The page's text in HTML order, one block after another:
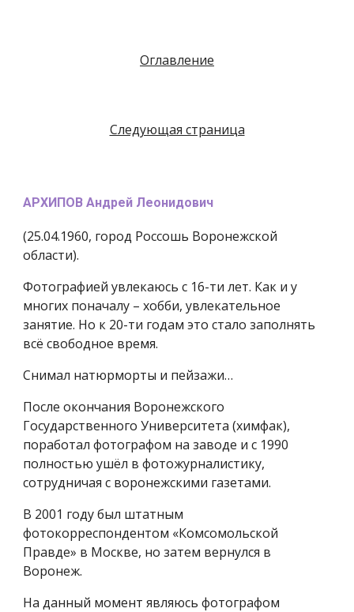
Оглавление
Следующая страница
АРХИПОВ Андрей Леонидович
(25.04.1960, город Россошь Воронежской
области).
Фотографией увлекаюсь с 16-ти лет. Как и у
многих поначалу – хобби, увлекательное
занятие. Но к 20-ти годам это стало заполнять
всё свободное время.
Снимал натюрморты и пейзажи…
После окончания Воронежского
Государственного Университета (химфак),
поработал фотографом на заводе и с 1990
полностью ушёл в фотожурналистику,
сотрудничая с воронежскими газетами.
В 2001 году был штатным
фотокорреспондентом «Комсомольской
Правде» в Москве, но затем вернулся в
Воронеж.
На данный момент являюсь фотографом